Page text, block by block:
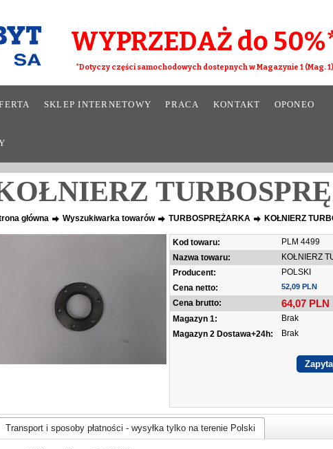
WYPRZEDAŻ do
*Dotyczy części samochodowych dostepnych w Magazynie 1 (Mag. 1)
SKLEP INTERNETOWY PRACA KONTAKT OPONEO
główna Wyszukiwarka towarów TURBOSPRĘŻARKA KOŁNIERZ
Kod towaru:
PLM 4499
Nazwa towaru:
KOŁNIERZ
Producent:
POLSKI
Cena netto:
52,09 PLN
Cena brutto: 64,07 PLN
Magazyn 1:
Brak
Magazyn 2 Dostawa+24h:
Brak
Transport i sposoby płatności - wysyłka tylko na terenie Polski